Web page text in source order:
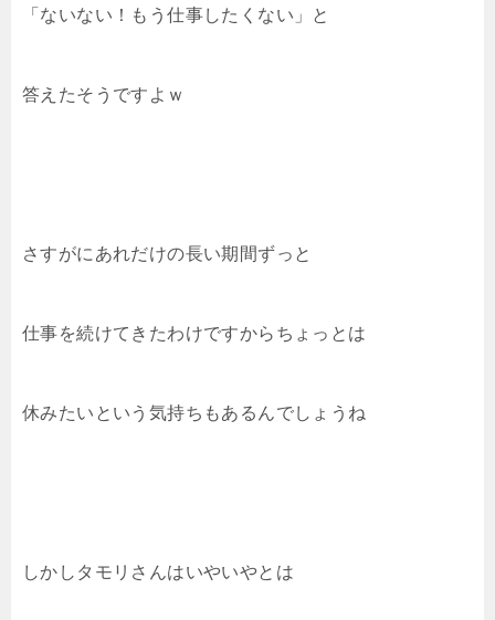
「ないない！もう仕事したくない」と
答えたそうですよｗ
さすがにあれだけの長い期間ずっと
仕事を続けてきたわけですからちょっとは
休みたいという気持ちもあるんでしょうね
しかしタモリさんはいやいやとは